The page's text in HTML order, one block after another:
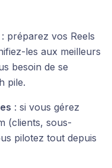
: préparez vos Reels
les aux meilleurs
besoin de se
pile.
: si vous gérez
(clients, sous-
pilotez tout depuis